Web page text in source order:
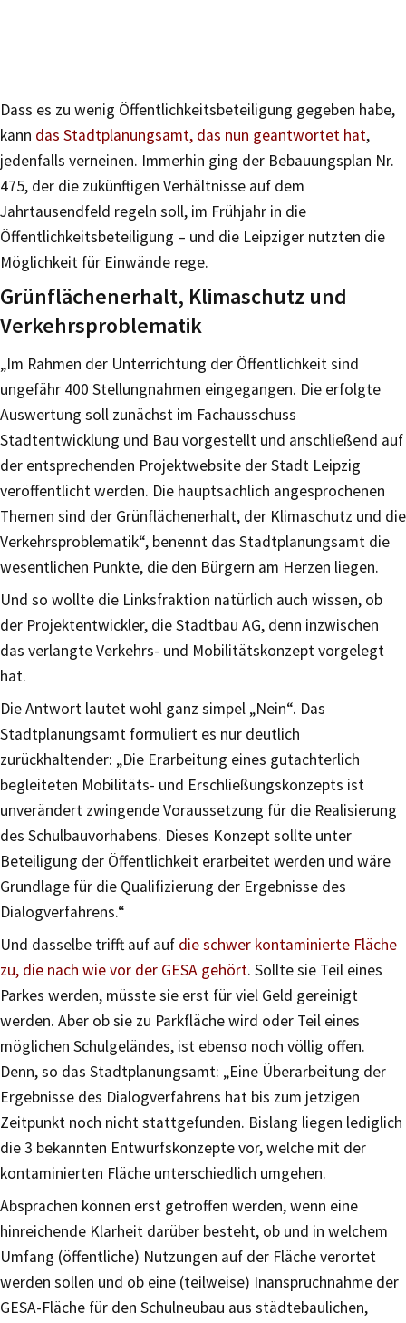
Dass es zu wenig Öffentlichkeitsbeteiligung gegeben habe,
kann das Stadtplanungsamt, das nun geantwortet hat,
jedenfalls verneinen. Immerhin ging der Bebauungsplan Nr.
475, der die zukünftigen Verhältnisse auf dem
Jahrtausendfeld regeln soll, im Frühjahr in die
Öffentlichkeitsbeteiligung – und die Leipziger nutzten die
Möglichkeit für Einwände rege.
Grünflächenerhalt, Klimaschutz und
Verkehrsproblematik
„Im Rahmen der Unterrichtung der Öffentlichkeit sind
ungefähr 400 Stellungnahmen eingegangen. Die erfolgte
Auswertung soll zunächst im Fachausschuss
Stadtentwicklung und Bau vorgestellt und anschließend auf
der entsprechenden Projektwebsite der Stadt Leipzig
veröffentlicht werden. Die hauptsächlich angesprochenen
Themen sind der Grünflächenerhalt, der Klimaschutz und die
Verkehrsproblematik“, benennt das Stadtplanungsamt die
wesentlichen Punkte, die den Bürgern am Herzen liegen.
Und so wollte die Linksfraktion natürlich auch wissen, ob
der Projektentwickler, die Stadtbau AG, denn inzwischen
das verlangte Verkehrs- und Mobilitätskonzept vorgelegt
hat.
Die Antwort lautet wohl ganz simpel „Nein“. Das
Stadtplanungsamt formuliert es nur deutlich
zurückhaltender: „Die Erarbeitung eines gutachterlich
begleiteten Mobilitäts- und Erschließungskonzepts ist
unverändert zwingende Voraussetzung für die Realisierung
des Schulbauvorhabens. Dieses Konzept sollte unter
Beteiligung der Öffentlichkeit erarbeitet werden und wäre
Grundlage für die Qualifizierung der Ergebnisse des
Dialogverfahrens.“
Und dasselbe trifft auf auf die schwer kontaminierte Fläche
zu, die nach wie vor der GESA gehört. Sollte sie Teil eines
Parkes werden, müsste sie erst für viel Geld gereinigt
werden. Aber ob sie zu Parkfläche wird oder Teil eines
möglichen Schulgeländes, ist ebenso noch völlig offen.
Denn, so das Stadtplanungsamt: „Eine Überarbeitung der
Ergebnisse des Dialogverfahrens hat bis zum jetzigen
Zeitpunkt noch nicht stattgefunden. Bislang liegen lediglich
die 3 bekannten Entwurfskonzepte vor, welche mit der
kontaminierten Fläche unterschiedlich umgehen.
Absprachen können erst getroffen werden, wenn eine
hinreichende Klarheit darüber besteht, ob und in welchem
Umfang (öffentliche) Nutzungen auf der Fläche verortet
werden sollen und ob eine (teilweise) Inanspruchnahme der
GESA-Fläche für den Schulneubau aus städtebaulichen,